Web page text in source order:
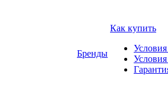
Бренды
Как купить